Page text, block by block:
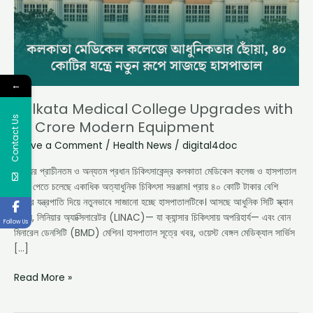
Kolkata Medical College Upgrades with
40 Crore Modern Equipment
Leave a Comment / Health News / digital4doc
রাজ্যের প্রাচীনতম ও অন্যতম প্রধান চিকিৎসাকেন্দ্র কলকাতা মেডিকেল কলেজ ও হাসপাতাল
এবার পেতে চলেছে একাধিক অত্যাধুনিক চিকিৎসা সরঞ্জাম। প্রায় ৪০ কোটি টাকার বেশি
মূল্যের যন্ত্রপাতি দিয়ে নতুনভাবে সাজানো হচ্ছে হাসপাতালটিকে। আসছে আধুনিক সিটি স্ক্যান
মেশিন, লিনিয়ার অ্যাক্সিলারেটর (LINAC)— যা ক্যান্সার চিকিৎসায় অপরিহার্য— এবং বোন
মিনারেল ডেনসিটি (BMD) মেশিন। হাসপাতাল সূত্রে খবর, ওয়েস্ট বেঙ্গল মেডিক্যাল সার্ভিস
[…]
Crore
Modern
Equipment
Read More »
←
Contact Us
Follow Us